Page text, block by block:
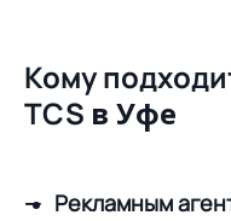
Кому
TCS в Уфе
Рекламным